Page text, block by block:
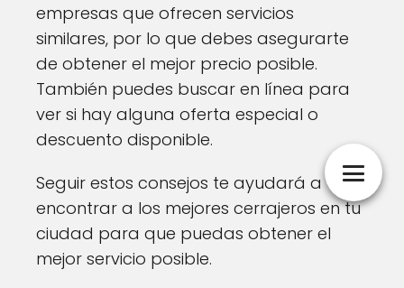
empresas que ofrecen servicios
similares, por lo que debes asegurarte
de obtener el mejor precio posible.
También puedes buscar en línea para
ver si hay alguna oferta especial o
descuento disponible.
Seguir estos consejos te ayudará a
encontrar a los mejores cerrajeros en tu
ciudad para que puedas obtener el
mejor servicio posible.